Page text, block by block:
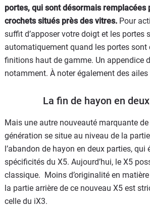
portes, qui sont désormais remplacées
crochets situés près des vitres. Pour
suffit d’apposer votre doigt et les portes
automatiquement quand les portes sont
finitions haut de gamme. Un appendice
notamment. À noter également des ailes
La fin de hayon en
Mais une autre nouveauté marquante
génération se situe au niveau de la
l’abandon de hayon en deux parties, qui
spécificités du X5. Aujourd’hui, le X5
classique. Moins d’originalité en
la partie arrière de ce nouveau X5 est
celle du iX3.